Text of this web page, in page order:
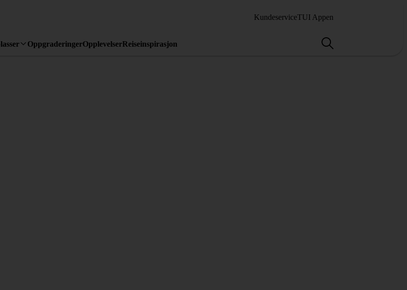
KundeserviceTUI Appen
OppgraderingerOpplevelserReiseinspirasjon